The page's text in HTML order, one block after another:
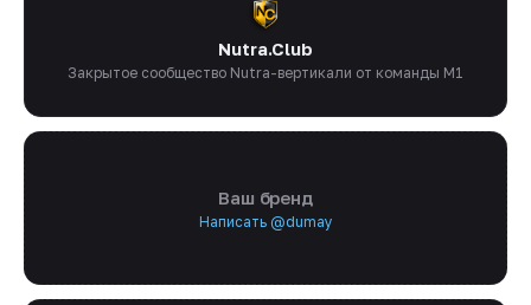
Nutra.Club
Закрытое сообщество Nutra-вертикали от команды M1
Ваш бренд
Написать @dumay